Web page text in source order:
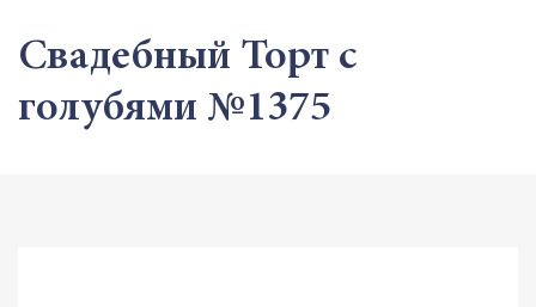
Свадебный Торт с
голубями №1375